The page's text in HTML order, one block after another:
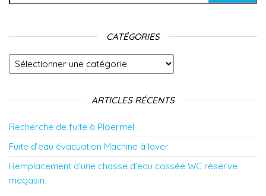
CATÉGORIES
Catégories
ARTICLES RÉCENTS
Recherche de fuite à Ploermel
Fuite d’eau évacuation Machine à laver
Remplacement d’une chasse d’eau cassée WC réserve
magasin